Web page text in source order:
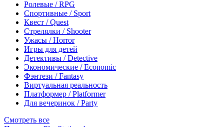
Ролевые / RPG
Спортивные / Sport
Квест / Quest
Стрелялки / Shooter
Ужасы / Horror
Игры для детей
Детективы / Detective
Экономические / Economic
Фэнтези / Fantasy
Виртуальная реальность
Платформер / Platformer
Для вечеринок / Party
Смотреть все